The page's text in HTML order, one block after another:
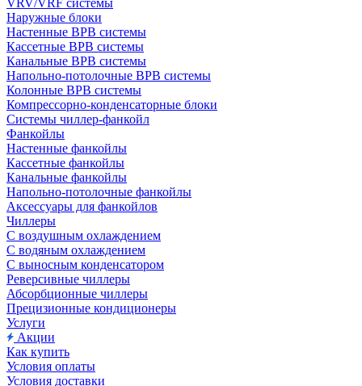
VRV/VRF системы
Наружные блоки
Настенные ВРВ системы
Кассетные ВРВ системы
Канальные ВРВ системы
Напольно-потолочные ВРВ системы
Колонные ВРВ системы
Компрессорно-конденсаторные блоки
Системы чиллер-фанкойл
Фанкойлы
Настенные фанкойлы
Кассетные фанкойлы
Канальные фанкойлы
Напольно-потолочные фанкойлы
Аксессуары для фанкойлов
Чиллеры
С воздушным охлаждением
С водяным охлаждением
С выносным конденсатором
Реверсивные чиллеры
Абсорбционные чиллеры
Прецизионные кондиционеры
Услуги
Акции
Как купить
Условия оплаты
Условия доставки